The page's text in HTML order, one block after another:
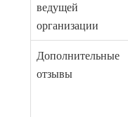
ведущей
организации
Дополнительные
отзывы